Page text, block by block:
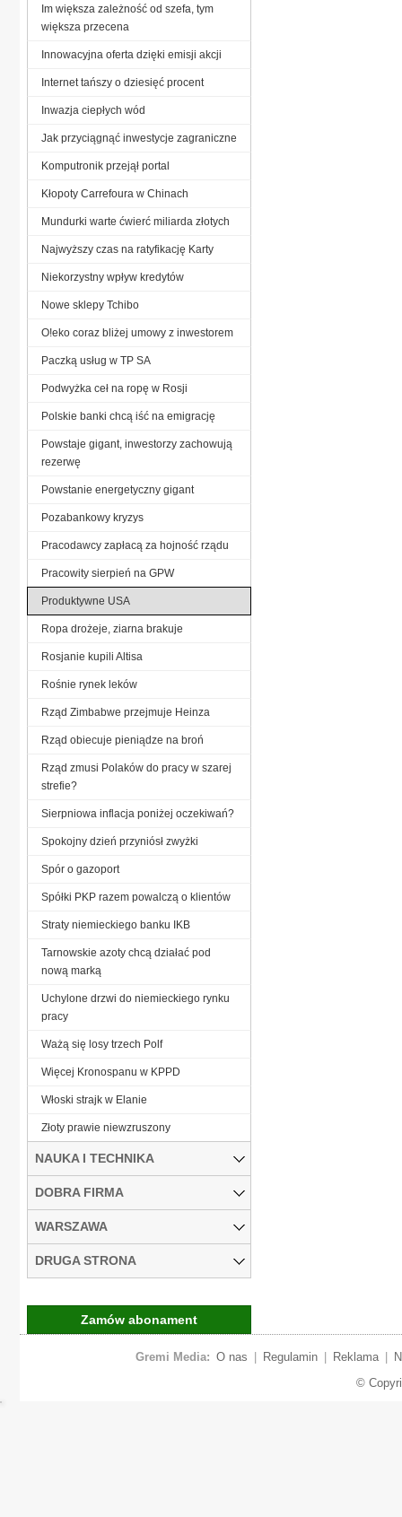
Im większa zależność od szefa, tym
większa przecena
Innowacyjna oferta dzięki emisji akcji
Internet tańszy o dziesięć procent
Inwazja ciepłych wód
Jak przyciągnąć inwestycje zagraniczne
Komputronik przejął portal
Kłopoty Carrefoura w Chinach
Mundurki warte ćwierć miliarda złotych
Najwyższy czas na ratyfikację Karty
Niekorzystny wpływ kredytów
Nowe sklepy Tchibo
O!eko coraz bliżej umowy z inwestorem
Paczką usług w TP SA
Podwyżka ceł na ropę w Rosji
Polskie banki chcą iść na emigrację
Powstaje gigant, inwestorzy zachowują
rezerwę
Powstanie energetyczny gigant
Pozabankowy kryzys
Pracodawcy zapłacą za hojność rządu
Pracowity sierpień na GPW
Produktywne USA
Ropa drożeje, ziarna brakuje
Rosjanie kupili Altisa
Rośnie rynek leków
Rząd Zimbabwe przejmuje Heinza
Rząd obiecuje pieniądze na broń
Rząd zmusi Polaków do pracy w szarej
strefie?
Sierpniowa inflacja poniżej oczekiwań?
Spokojny dzień przyniósł zwyżki
Spór o gazoport
Spółki PKP razem powalczą o klientów
Straty niemieckiego banku IKB
Tarnowskie azoty chcą działać pod
nową marką
Uchylone drzwi do niemieckiego rynku
pracy
Ważą się losy trzech Polf
Więcej Kronospanu w KPPD
Włoski strajk w Elanie
Złoty prawie niewzruszony
NAUKA I TECHNIKA
DOBRA FIRMA
WARSZAWA
DRUGA STRONA
Zamów abonament
Gremi Media: O nas Regulamin Reklama
©